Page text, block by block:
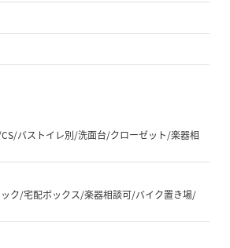
バストイレ別/洗面台/クローゼット/楽器相
ク/宅配ボックス/楽器相談可/バイク置き場/